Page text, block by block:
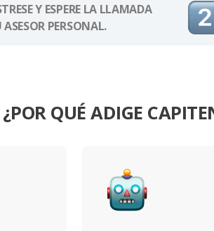
Y ESPERE LA LLAMADA
ASESOR PERSONAL.
¿POR QUÉ ADIGE